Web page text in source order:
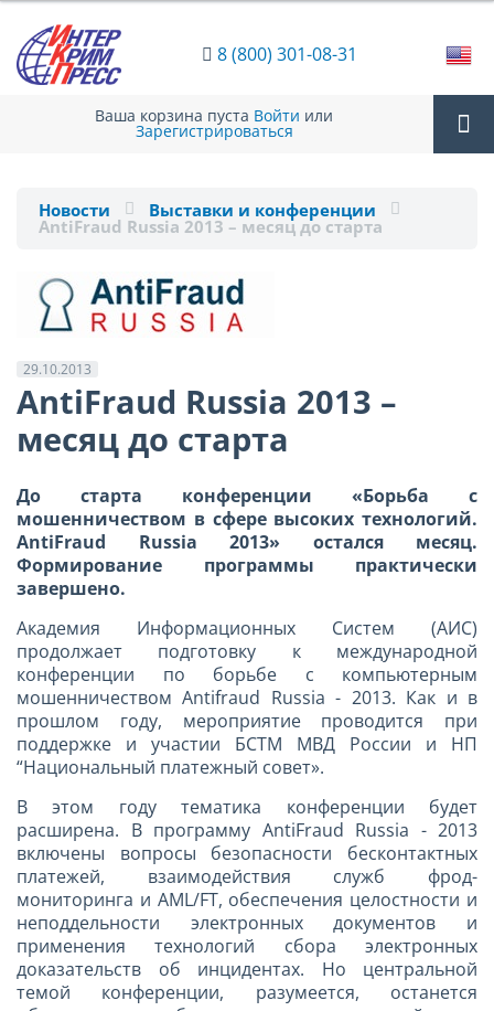
8 (800) 301-08-31
Ваша корзина пуста Войти или
Зарегистрироваться
Новости Выставки и конференции
AntiFraud Russia 2013 – месяц до старта
29.10.2013
AntiFraud Russia 2013 –
месяц до старта
До старта конференции «Борьба с
мошенничеством в сфере высоких технологий.
AntiFraud Russia 2013» остался месяц.
Формирование программы практически
завершено.
Академия Информационных Систем (АИС)
продолжает подготовку к международной
конференции по борьбе с компьютерным
мошенничеством Antifraud Russia - 2013. Как и в
прошлом году, мероприятие проводится при
поддержке и участии БСТМ МВД России и НП
“Национальный платежный совет».
В этом году тематика конференции будет
расширена. В программу AntiFraud Russia - 2013
включены вопросы безопасности бесконтактных
платежей, взаимодействия служб фрод-
мониторинга и AML/FT, обеспечения целостности и
неподдельности электронных документов и
применения технологий сбора электронных
доказательств об инцидентах. Но центральной
темой конференции, разумеется, останется